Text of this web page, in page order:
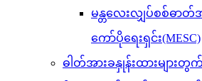
မန္တလေးလျှပ်စစ်ဓာတ်အ
ကော်ပိုရေးရှင်း(MESC)
ဓါတ်အားခနှုန်းထားများတွ